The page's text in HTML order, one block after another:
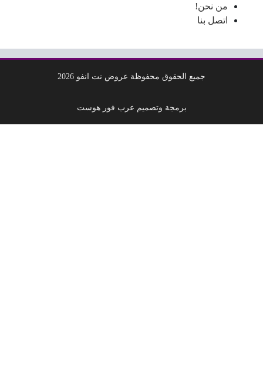
من نحن!
اتصل بنا
جميع الحقوق محفوظة عروض نت انفو 2026
برمجة وتصميم عرب فور هوست